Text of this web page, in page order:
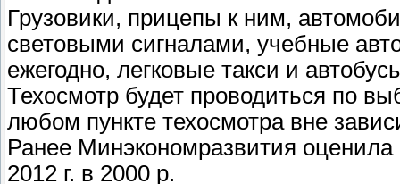
Грузовики, прицепы к ним,
световыми сигналами, учебные
ежегодно, легковые такси и
Техосмотр будет проводиться по
любом пункте техосмотра вне
Ранее Минэкономразвития
2012 г. в 2000 р.